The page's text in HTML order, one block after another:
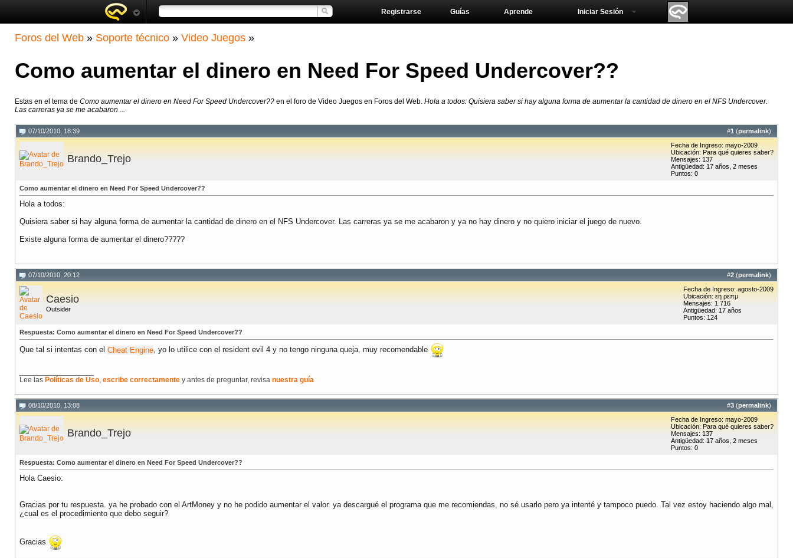
Aprende
Guías
Registrarse Iniciar Sesión
Foros del Web » Soporte técnico » Video Juegos »
Como aumentar el dinero en Need For Speed Undercover??
Estas en el tema de Como aumentar el dinero en Need For Speed Undercover?? en el foro de Video Juegos en Foros del Web. Hola a todos: Quisiera saber si hay alguna forma de aumentar la cantidad de dinero en el NFS Undercover.
Las carreras ya se me acabaron ...
#1 (permalink)
07/10/2010, 18:39
Brando_Trejo
Fecha de Ingreso: mayo-2009
Ubicación: Para qué quieres saber?
Mensajes: 137
Antigüedad: 17 años, 2 meses
Puntos: 0
Como aumentar el dinero en Need For Speed Undercover??
Hola a todos:
Quisiera saber si hay alguna forma de aumentar la cantidad de dinero en el NFS Undercover. Las carreras ya se me acabaron y ya no hay dinero y no quiero iniciar el juego de nuevo.
Existe alguna forma de aumentar el dinero?????
#2 (permalink)
07/10/2010, 20:12
Caesio
Outsider
Fecha de Ingreso: agosto-2009
Ubicación: εη ρεπμ
Mensajes: 1.716
Antigüedad: 17 años
Puntos: 124
Respuesta: Como aumentar el dinero en Need For Speed Undercover??
Que tal si intentas con el Cheat Engine, yo lo utilice con el resident evil 4 y no tengo ninguna queja, muy recomendable
Lee las Políticas de Uso, escribe correctamente y antes de preguntar, revisa nuestra guía
#3 (permalink)
08/10/2010, 13:08
Brando_Trejo
Fecha de Ingreso: mayo-2009
Ubicación: Para qué quieres saber?
Mensajes: 137
Antigüedad: 17 años, 2 meses
Puntos: 0
Respuesta: Como aumentar el dinero en Need For Speed Undercover??
Hola Caesio:
Gracias por tu respuesta. ya he probado con el ArtMoney y no he podido aumentar el valor. ya descargué el programa que me recomiendas, no sé usarlo pero ya intenté y tampoco puedo. Tal vez estoy haciendo algo mal,
¿cual es el procedimiento que debo seguir?
Gracias